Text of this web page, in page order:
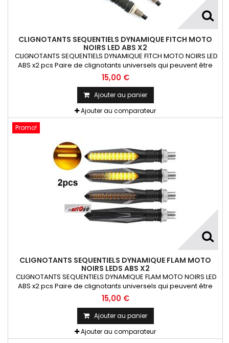
CLIGNOTANTS SEQUENTIELS DYNAMIQUE FITCH MOTO
NOIRS LED ABS X2
CLIGNOTANTS SEQUENTIELS DYNAMIQUE FITCH MOTO NOIRS LED
ABS x2 pcs Paire de clignotants universels qui peuvent être
adaptables sur toutes motos ou scooters
15,00 €
Ajouter au panier
Ajouter au comparateur
Promo!
CLIGNOTANTS SEQUENTIELS DYNAMIQUE FLAM MOTO
NOIRS LEDS ABS X2
CLIGNOTANTS SEQUENTIELS DYNAMIQUE FLAM MOTO NOIRS LED
ABS x2 pcs Paire de clignotants universels qui peuvent être
adaptables sur toutes motos ou scooters
15,00 €
Ajouter au panier
Ajouter au comparateur